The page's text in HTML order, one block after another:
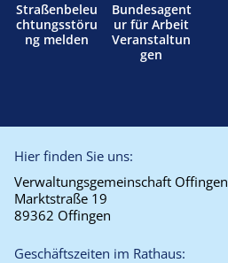
Straßenbeleu
chtungsstöru
ng melden
Bundesagent
ur für Arbeit
Veranstaltun
gen
Hier finden Sie uns:
Verwaltungsgemeinschaft Offingen
Marktstraße 19
89362 Offingen
Geschäftszeiten im Rathaus: